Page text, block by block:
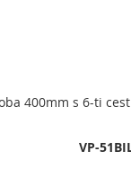
400mm s 6-ti
VP-